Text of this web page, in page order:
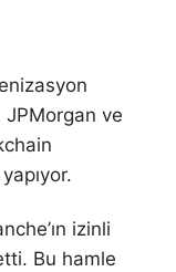
ve
izinli
Bu hamle